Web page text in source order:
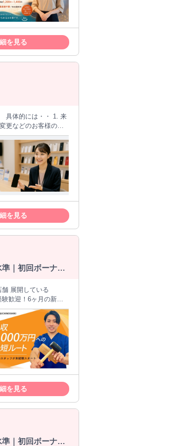
容】
・館内のご案内 ・お
難しい業
験は問いません。
を見る
更などのお客様の要
間の説明など） 2.
・郵送物対応 慣れ
認書類のチェック、
料金プランやオプシ
を見る
｜初回ボーナス
で話題！集客にも
体院を展開。 「どこ
求職者へのメッセー
充実！ 月に2回代表
】最速の
ージャーなど 管理職
組織作りといった
支給実績あり！ 頑張
元に思考から教える
を見る
｜初回ボーナス